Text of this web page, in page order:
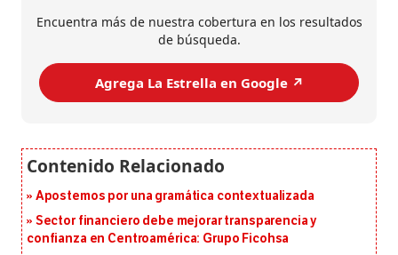
Encuentra más de nuestra cobertura en los resultados
de búsqueda.
Agrega La Estrella en Google ↗️
Apostemos por una gramática contextualizada
Sector financiero debe mejorar transparencia y
confianza en Centroamérica: Grupo Ficohsa